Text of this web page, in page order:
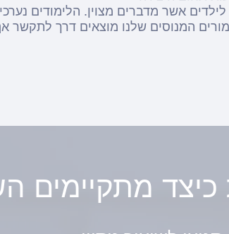
המנוסים שלנו מוצאים דרך לתקשר
כיצד מתקיימים